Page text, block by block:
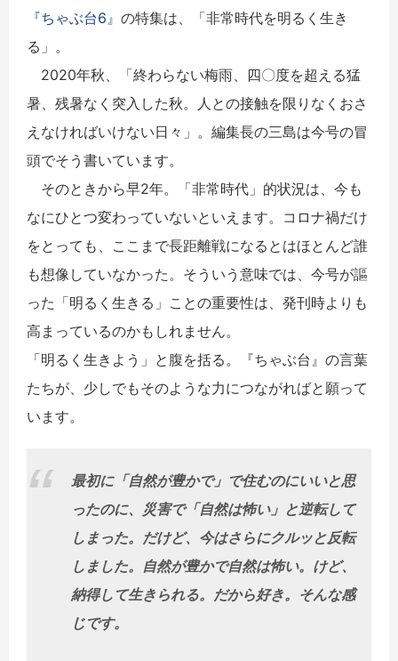
『ちゃぶ台6』 の特集は、「非常時代を明るく生き
る」。
2020年秋、「終わらない梅雨、四〇度を超える猛
暑、残暑なく突入した秋。人との接触を限りなくおさ
えなければいけない日々」。編集長の三島は今号の冒
頭でそう書いています。
そのときから早2年。「非常時代」的状況は、今も
なにひとつ変わっていないといえます。コロナ禍だけ
をとっても、ここまで長距離戦になるとはほとんど誰
も想像していなかった。そういう意味では、今号が謳
った「明るく生きる」ことの重要性は、発刊時よりも
高まっているのかもしれません。
「明るく生きよう」と腹を括る。『ちゃぶ台』の言葉
たちが、少しでもそのような力につながればと願って
います。
最初に「自然が豊かで」で住むのにいいと思
ったのに、災害で「自然は怖い」と逆転して
しまった。だけど、今はさらにクルッと反転
しました。自然が豊かで自然は怖い。けど、
納得して生きられる。だから好き。そんな感
じです。